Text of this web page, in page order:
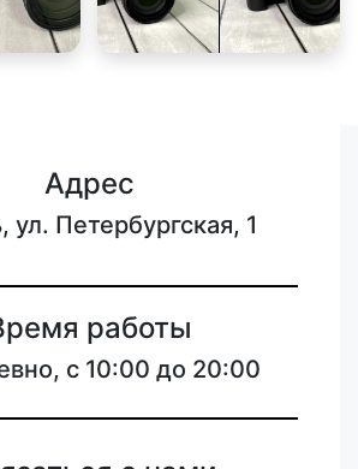
Адрес
ул. Петербургская, 1
работы
с 10:00 до 20:00